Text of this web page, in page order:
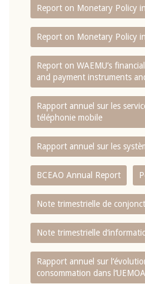
Report on Monetary Policy
Report on Monetary Policy
Report on WAEMU’s
and payment instruments
Rapport annuel sur les
téléphonie mobile
Rapport annuel sur les
BCEAO Annual Report
Note trimestrielle de
Note trimestrielle
Rapport annuel sur
consommation dans